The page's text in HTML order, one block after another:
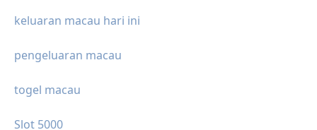
keluaran macau hari ini
pengeluaran macau
togel macau
Slot 5000